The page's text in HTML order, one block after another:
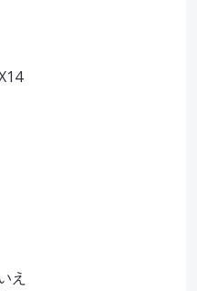
え